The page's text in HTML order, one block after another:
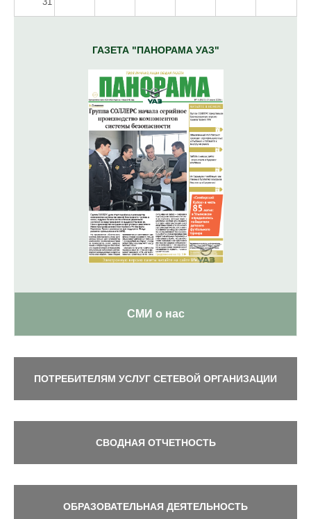
ГАЗЕТА "ПАНОРАМА УАЗ"
СМИ о нас
ПОТРЕБИТЕЛЯМ УСЛУГ СЕТЕВОЙ ОРГАНИЗАЦИИ
СВОДНАЯ ОТЧЕТНОСТЬ
ОБРАЗОВАТЕЛЬНАЯ ДЕЯТЕЛЬНОСТЬ